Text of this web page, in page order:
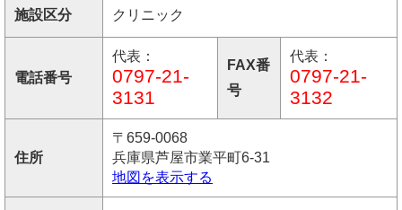
施設区分 クリニック
電話番号
代表：
0797-21-
3131
FAX番
号
代表：
0797-21-
3132
住所
〒659-0068
兵庫県芦屋市業平町6-31
地図を表示する